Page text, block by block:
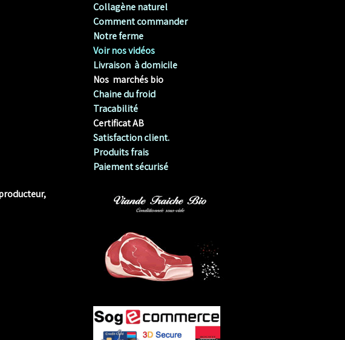
Collagène naturel
Comment commander
Notre ferme
Voir nos vidéos
Livraison à domicile
Nos marchés bio
Chaine du froid
Tracabilité
Certificat AB
Satisfaction client.
Produits frais
Paiement sécurisé